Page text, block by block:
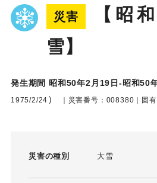
災害
【昭
雪】
発生期間 昭和50年2月19日-昭和50
1975/2/24 ） ｜災害番号：008380｜固
災害の種別 大雪